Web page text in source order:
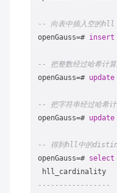
-- 向表中插入空的hll
openGauss=# insert
-- 把整数经过哈希计
openGauss=# update
-- 把字符串经过哈希
openGauss=# update
-- 得到hll中的
openGauss=# select
-----------------